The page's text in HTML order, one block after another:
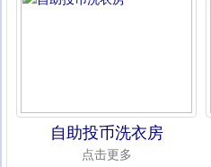
自助投币洗衣房
点击更多